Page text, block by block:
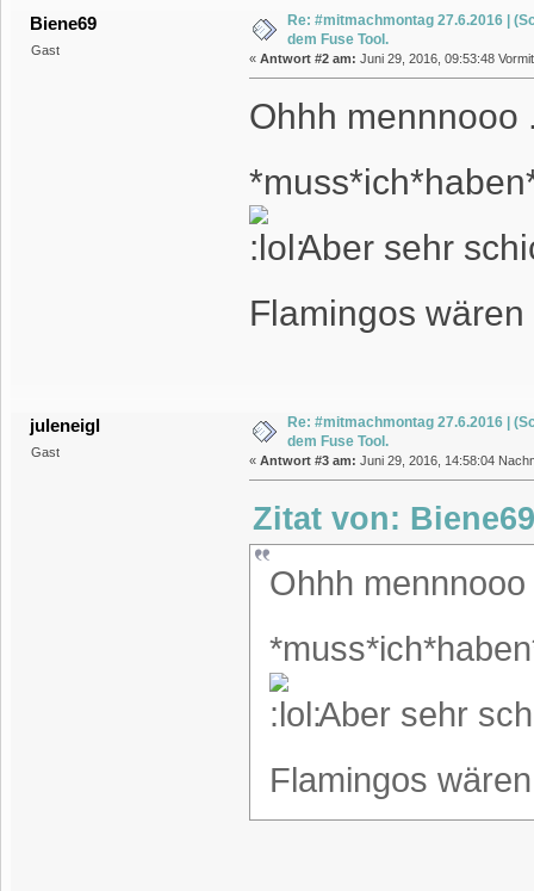
Biene69
Gast
Re: #mitmachmontag 27.6.2016 |
dem Fuse Tool.
« Antwort #2 am: Juni 29, 2016, 09:53:48
Ohhh mennnooo
Aber sehr
Flamingos
juleneigl
Gast
Re: #mitmachmontag 27.6.2016 |
dem Fuse Tool.
« Antwort #3 am: Juni 29, 2016, 14:58:04
Zitat von:
Ohhh
Aber sehr
Flamingos